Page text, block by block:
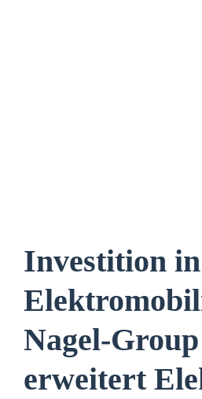
Investition in
Nagel-Group
erweitert